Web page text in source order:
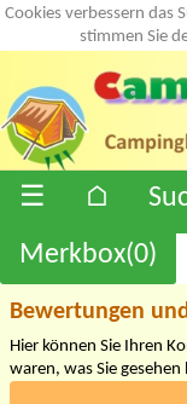
Cookies verbessern das
stimmen Sie
☰ ⌂
Merkbox(0)
Bewertungen
Hier können Sie Ihren
waren, was Sie gesehen